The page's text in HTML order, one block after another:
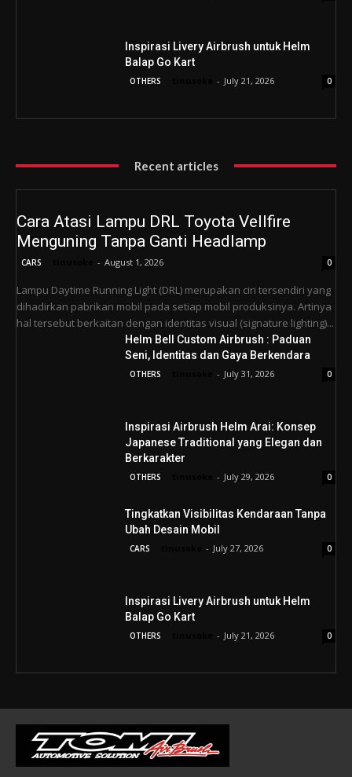
Inspirasi Livery Airbrush untuk Helm
Balap Go Kart
OTHERS - July 21, 2026 0
Recent articles
Cara Atasi Lampu DRL Toyota Vellfire
Menguning Tanpa Ganti Headlamp
CARS - August 1, 2026 0
Lampu Daytime Running Light (DRL) merupakan ciri tersendiri yang
dihadirkan pabrikan mobil pada setiap mobil produksinya. Artinya
hal tersebut berkaitan dengan identitas visual (signature lighting)...
Helm Bell Custom Airbrush : Paduan
Seni, Identitas dan Gaya Berkendara
OTHERS - July 31, 2026 0
Inspirasi Airbrush Helm Arai: Konsep
Japanese Traditional yang Elegan dan
Berkarakter
OTHERS - July 29, 2026 0
Tingkatkan Visibilitas Kendaraan Tanpa
Ubah Desain Mobil
CARS - July 27, 2026 0
Inspirasi Livery Airbrush untuk Helm
Balap Go Kart
OTHERS - July 21, 2026 0